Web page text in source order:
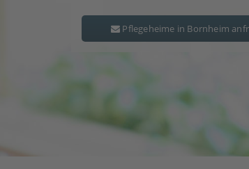
Pflegeheime in Bornheim